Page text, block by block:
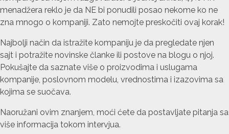
menadžera reklo je da NE bi ponudili posao nekome ko ne
zna mnogo o kompaniji. Zato nemojte preskočiti ovaj korak!
Najbolji način da istražite kompaniju je da pregledate njen
sajt i potražite novinske članke ili postove na blogu o njoj.
Pokušajte da saznate više o proizvodima i uslugama
kompanije, poslovnom modelu, vrednostima i izazovima sa
kojima se suočava.
Naoružani ovim znanjem, moći ćete da postavljate pitanja sa
više informacija tokom intervjua.